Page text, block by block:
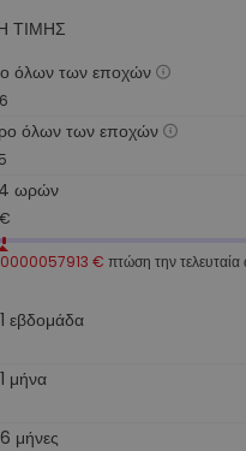
ΤΙΜΉΣ
όλων των εποχών
όλων των εποχών
ωρών
€ πτώση την
εβδομάδα
μήνα
μήνες